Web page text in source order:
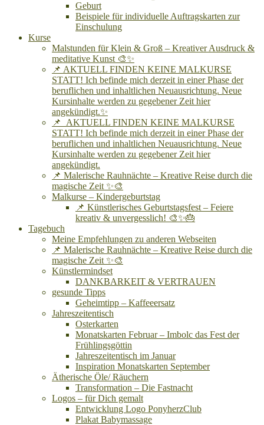
Geburt
Beispiele für individuelle Auftragskarten zur
Einschulung
Kurse
Malstunden für Klein & Groß – Kreativer Ausdruck &
meditative Kunst 🎨✨
📌 AKTUELL FINDEN KEINE MALKURSE
STATT! Ich befinde mich derzeit in einer Phase der
beruflichen und inhaltlichen Neuausrichtung. Neue
Kursinhalte werden zu gegebener Zeit hier
angekündigt.✨
📌 AKTUELL FINDEN KEINE MALKURSE
STATT! Ich befinde mich derzeit in einer Phase der
beruflichen und inhaltlichen Neuausrichtung. Neue
Kursinhalte werden zu gegebener Zeit hier
angekündigt.
📌 Malerische Rauhnächte – Kreative Reise durch die
magische Zeit ✨🎨
Malkurse – Kindergeburtstag
📌 Künstlerisches Geburtstagsfest – Feiere
kreativ & unvergesslich! 🎨✨🎂
Tagebuch
Meine Empfehlungen zu anderen Webseiten
📌 Malerische Rauhnächte – Kreative Reise durch die
magische Zeit ✨🎨
Künstlermindset
DANKBARKEIT & VERTRAUEN
gesunde Tipps
Geheimtipp – Kaffeeersatz
Jahreszeitentisch
Osterkarten
Monatskarten Februar – Imbolc das Fest der
Frühlingsgöttin
Jahreszeitentisch im Januar
Inspiration Monatskarten September
Ätherische Öle/ Räuchern
Transformation – Die Fastnacht
Logos – für Dich gemalt
Entwicklung Logo PonyherzClub
Plakat Babymassage